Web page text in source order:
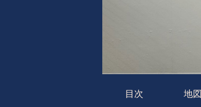
目次 地図